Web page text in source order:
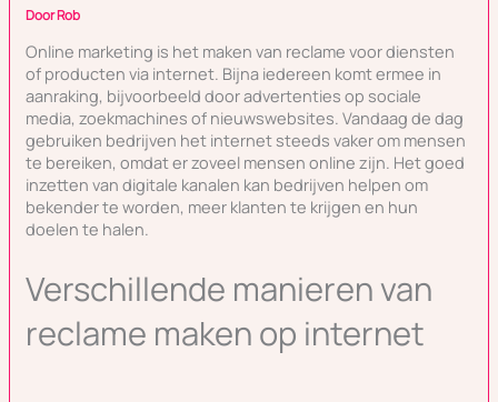
DoorRob
Online marketing is het maken van reclame voor diensten
of producten via internet. Bijna iedereen komt ermee in
aanraking, bijvoorbeeld door advertenties op sociale
media, zoekmachines of nieuwswebsites. Vandaag de dag
gebruiken bedrijven het internet steeds vaker om mensen
te bereiken, omdat er zoveel mensen online zijn. Het goed
inzetten van digitale kanalen kan bedrijven helpen om
bekender te worden, meer klanten te krijgen en hun
doelen te halen.
Verschillende manieren van
reclame maken op internet